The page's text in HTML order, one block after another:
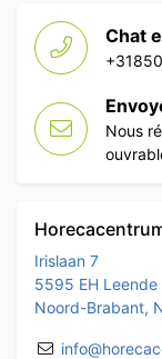
Chat
Nous
Irislaan 7
5595 EH Leende
Noord-Brabant,